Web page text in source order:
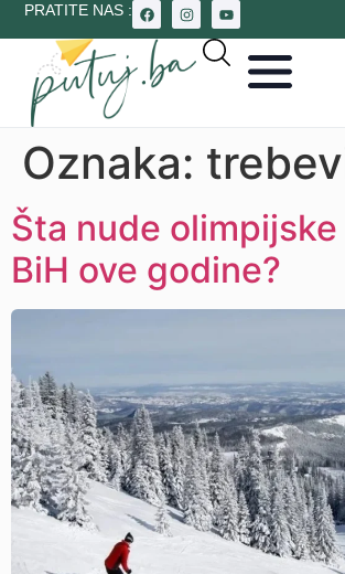
PRATITE NAS :
Oznaka:
Šta nude
BiH ove godine?